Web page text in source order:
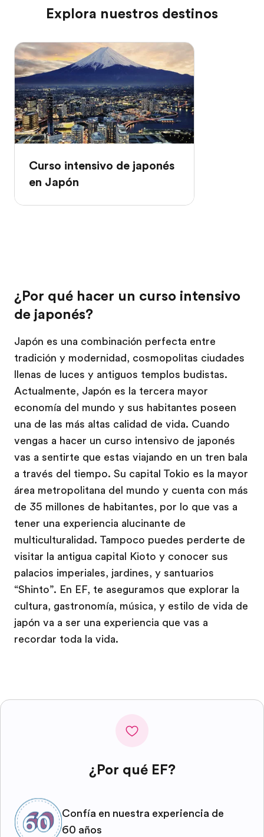
Explora nuestros destinos
Curso intensivo de japonés
en Japón
¿Por qué hacer un curso intensivo
de japonés?
Japón es una combinación perfecta entre
tradición y modernidad, cosmopolitas ciudades
llenas de luces y antiguos templos budistas.
Actualmente, Japón es la tercera mayor
economía del mundo y sus habitantes poseen
una de las más altas calidad de vida. Cuando
vengas a hacer un curso intensivo de japonés
vas a sentirte que estas viajando en un tren bala
a través del tiempo. Su capital Tokio es la mayor
área metropolitana del mundo y cuenta con más
de 35 millones de habitantes, por lo que vas a
tener una experiencia alucinante de
multiculturalidad. Tampoco puedes perderte de
visitar la antigua capital Kioto y conocer sus
palacios imperiales, jardines, y santuarios
“Shinto”. En EF, te aseguramos que explorar la
cultura, gastronomía, música, y estilo de vida de
japón va a ser una experiencia que vas a
recordar toda la vida.
¿Por qué EF?
Confía en nuestra experiencia de
60 años